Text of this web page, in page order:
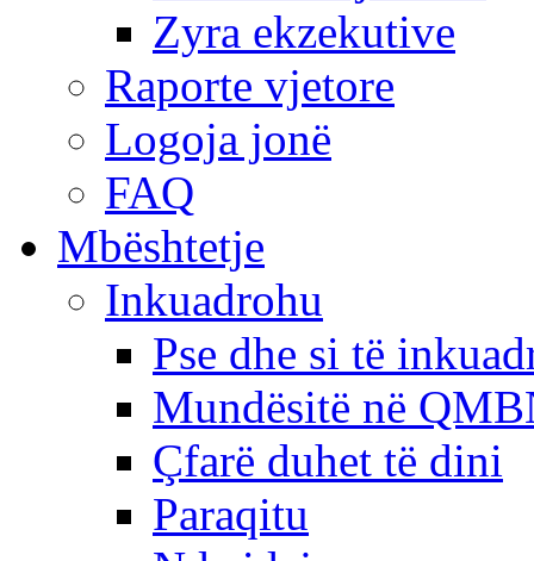
Zyra ekzekutive
Raporte vjetore
Logoja jonë
FAQ
Mbështetje
Inkuadrohu
Pse dhe si të
Mundësitë në
Çfarë duhet të dini
Paraqitu